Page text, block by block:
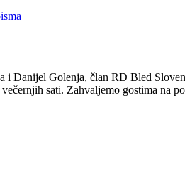
Danijel Golenja, član RD Bled
sati. Zahvaljemo gostima na